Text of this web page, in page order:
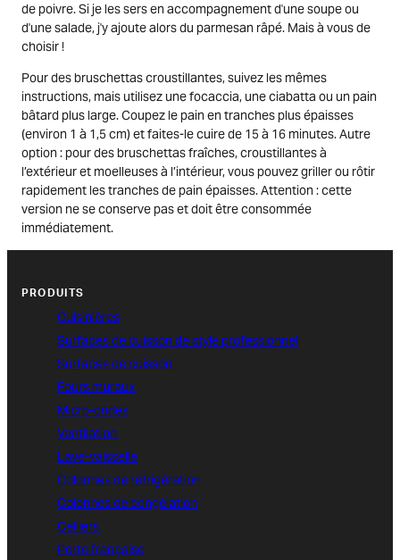
de poivre. Si je les sers en accompagnement d'une soupe ou
d'une salade, j'y ajoute alors du parmesan râpé. Mais à vous de
choisir !
Pour des bruschettas croustillantes, suivez les mêmes
instructions, mais utilisez une focaccia, une ciabatta ou un pain
bâtard plus large. Coupez le pain en tranches plus épaisses
(environ 1 à 1,5 cm) et faites-le cuire de 15 à 16 minutes. Autre
option : pour des bruschettas fraîches, croustillantes à
l’extérieur et moelleuses à l’intérieur, vous pouvez griller ou rôtir
rapidement les tranches de pain épaisses. Attention : cette
version ne se conserve pas et doit être consommée
immédiatement.
PRODUITS
Cuisinières
Surfaces de cuisson de style professionnel
Surfaces de cuisson
Fours muraux
Micro-ondes
Ventilation
Lave-vaisselle
Colonnes de réfrigération
Colonnes de congélation
Celliers
Porte française